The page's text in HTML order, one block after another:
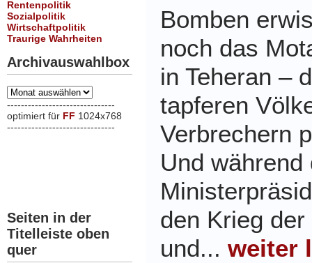
Rentenpolitik
Sozialpolitik
Wirtschaftpolitik
Traurige Wahrheiten
Archivauswahlbox
Archivauswahlbox
-------------------------------
optimiert für FF 1024x768
-------------------------------
Seiten in der
Titelleiste oben
quer
Bomben
noch das
in Teheran –
tapferen
Verbrechern
Und
den Krieg
und... weiter